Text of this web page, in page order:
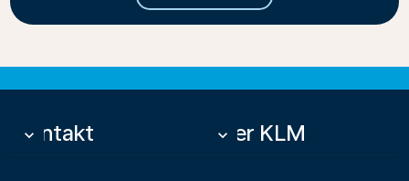
Kontakt
keyboard_arrow_down Über KLM
keyboard_arrow_down